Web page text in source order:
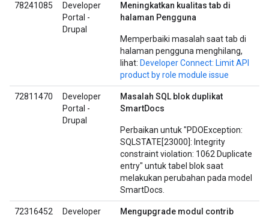
78241085
Developer
Portal -
Drupal
Meningkatkan kualitas tab di
halaman Pengguna
Memperbaiki masalah saat tab di
halaman pengguna menghilang,
lihat: Developer Connect: Limit API
product by role module issue
72811470
Developer
Portal -
Drupal
Masalah SQL blok duplikat
SmartDocs
Perbaikan untuk "PDOException:
SQLSTATE[23000]: Integrity
constraint violation: 1062 Duplicate
entry" untuk tabel blok saat
melakukan perubahan pada model
SmartDocs.
72316452
Developer
Mengupgrade modul contrib